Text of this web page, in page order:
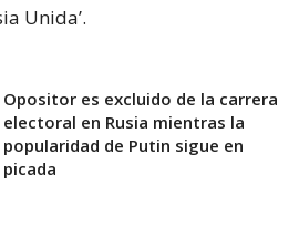
Unida’.
Opositor es excluido de la carrera
electoral en Rusia mientras la
popularidad de Putin sigue en
picada